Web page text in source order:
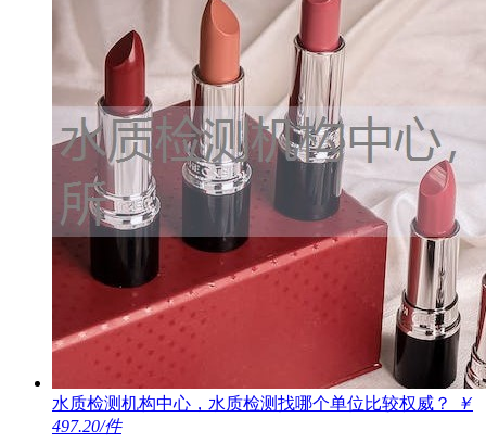
水质检测机构中心，水质检测找哪个单位比较权威？
￥
497.20/件